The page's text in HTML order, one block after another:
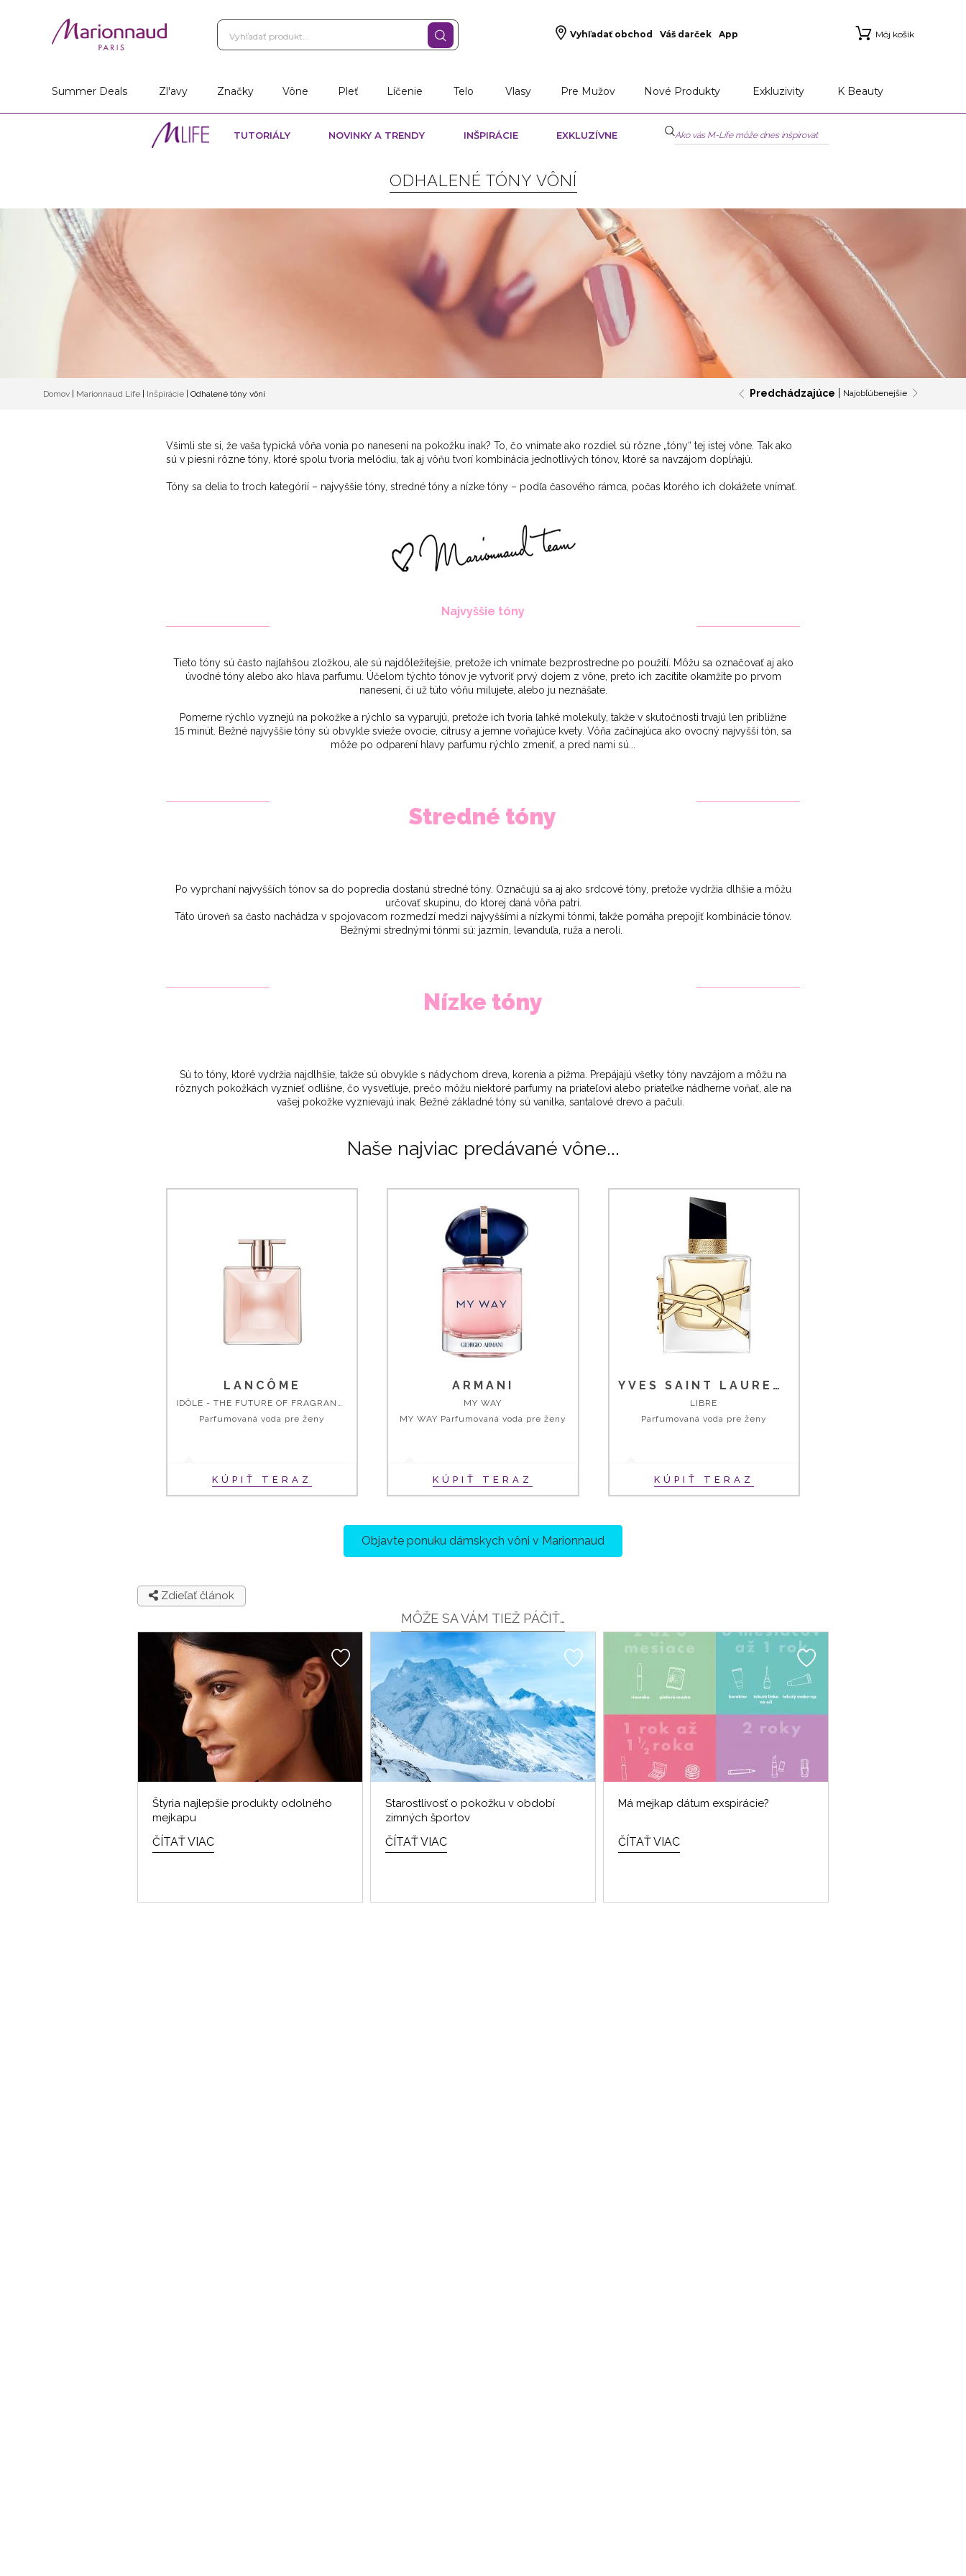
Vyhľadať obchod Váš darček App Môj košík
Summer Deals
Zl'avy Značky Vône Pleť Líčenie Telo Vlasy Pre Mužov Nové Produkty Exkluzivity K Beauty
TUTORIÁLY NOVINKY A TRENDY INŠPIRÁCIE EXKLUZÍVNE
ODHALENÉ TÓNY VÔNÍ
Domov | Marionnaud Life | Inšpirácie | Odhalené tóny vôní Predchádzajúce Najobľúbenejšie
Všimli ste si, že vaša typická vôňa vonia po nanesení na pokožku inak? To, čo vnímate ako rozdiel sú rôzne „tóny“ tej istej vône. Tak ako
sú v piesni rôzne tóny, ktoré spolu tvoria melódiu, tak aj vôňu tvorí kombinácia jednotlivých tónov, ktoré sa navzájom dopĺňajú.
Tóny sa delia to troch kategórií – najvyššie tóny, stredné tóny a nízke tóny – podľa časového rámca, počas ktorého ich dokážete vnímať.
Najvyššie tóny
Tieto tóny sú často najľahšou zložkou, ale sú najdôležitejšie, pretože ich vnímate bezprostredne po použití. Môžu sa označovať aj ako
úvodné tóny alebo ako hlava parfumu. Účelom týchto tónov je vytvoriť prvý dojem z vône, preto ich zacítite okamžite po prvom
nanesení, či už túto vôňu milujete, alebo ju neznášate.
Pomerne rýchlo vyznejú na pokožke a rýchlo sa vyparujú, pretože ich tvoria ľahké molekuly, takže v skutočnosti trvajú len približne
15 minút. Bežné najvyššie tóny sú obvykle svieže ovocie, citrusy a jemne voňajúce kvety. Vôňa začínajúca ako ovocný najvyšší tón, sa
môže po odparení hlavy parfumu rýchlo zmeniť, a pred nami sú...
Stredné tóny
Po vyprchaní najvyšších tónov sa do popredia dostanú stredné tóny. Označujú sa aj ako srdcové tóny, pretože vydržia dlhšie a môžu
určovať skupinu, do ktorej daná vôňa patrí.
Táto úroveň sa často nachádza v spojovacom rozmedzí medzi najvyššími a nízkymi tónmi, takže pomáha prepojiť kombinácie tónov.
Bežnými strednými tónmi sú: jazmín, levanduľa, ruža a neroli.
Nízke tóny
Sú to tóny, ktoré vydržia najdlhšie, takže sú obvykle s nádychom dreva, korenia a pižma. Prepájajú všetky tóny navzájom a môžu na
rôznych pokožkách vyznieť odlišne, čo vysvetľuje, prečo môžu niektoré parfumy na priateľovi alebo priateľke nádherne voňať, ale na
vašej pokožke vyznievajú inak. Bežné základné tóny sú vanilka, santalové drevo a pačuli.
Naše najviac predávané vône...
LANCÔME
IDÔLE - THE FUTURE OF FRAGRANCE
Parfumovaná voda pre ženy
KÚPIŤ TERAZ
ARMANI
MY WAY
MY WAY Parfumovaná voda pre ženy
KÚPIŤ TERAZ
YVES SAINT LAURENT
LIBRE
Parfumovaná voda pre ženy
KÚPIŤ TERAZ
Objavte ponuku dámskych vôni v Marionnaud
Zdieľať článok
MÔŽE SA VÁM TIEŽ PÁČIŤ…
Štyria najlepšie produkty odolného
mejkapu
ČÍTAŤ VIAC
Starostlivosť o pokožku v období
zimných športov
ČÍTAŤ VIAC
Má mejkap dátum exspirácie?
ČÍTAŤ VIAC